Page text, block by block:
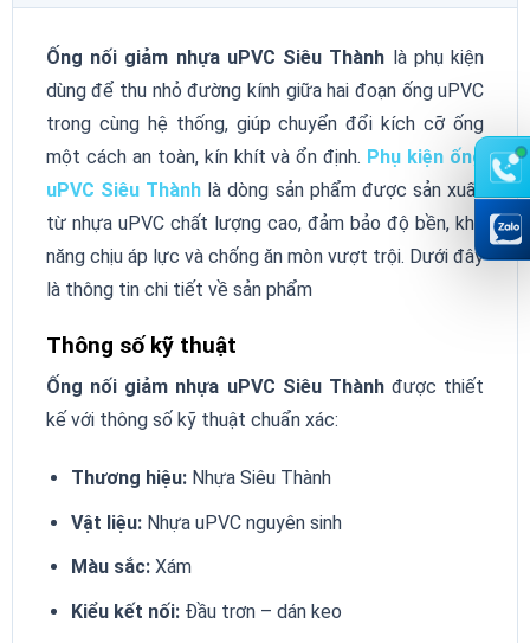
Ống nối giảm nhựa uPVC Siêu Thành là phụ kiện
dùng để thu nhỏ đường kính giữa hai đoạn ống uPVC
trong cùng hệ thống, giúp chuyển đổi kích cỡ ống
một cách an toàn, kín khít và ổn định. Phụ kiện ống
uPVC Siêu Thành là dòng sản phẩm được sản xuất
từ nhựa uPVC chất lượng cao, đảm bảo độ bền, khả
năng chịu áp lực và chống ăn mòn vượt trội. Dưới đây
là thông tin chi tiết về sản phẩm
Thông số kỹ thuật
Ống nối giảm nhựa uPVC Siêu Thànhđược thiết
kế với thông số kỹ thuật chuẩn xác:
Thương hiệu:Nhựa Siêu Thành
Vật liệu:Nhựa uPVC nguyên sinh
Màu sắc:Xám
Kiểu kết nối:Đầu trơn – dán keo